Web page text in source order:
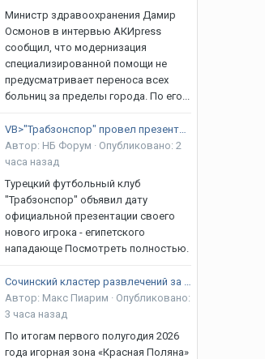
Министр здравоохранения Дамир
Осмонов в интервью АКИpress
сообщил, что модернизация
специализированной помощи не
предусматривает переноса всех
больниц за пределы города. По его...
VB>"Трабзонспор" провел презентацию Мохамеда Салаха
Автор: НБ Форум · Опубликовано:2
часа назад
Турецкий футбольный клуб
"Трабзонспор" объявил дату
официальной презентации своего
нового игрока - египетского
нападающе Посмотреть полностью.
Сочинский кластер развлечений за первое полугодие 2026 привлёк на 5,7% больше гостей
Автор: Макс Пиарим · Опубликовано:
3 часа назад
По итогам первого полугодия 2026
года игорная зона «Красная Поляна»